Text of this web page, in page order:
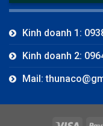
Kinh doanh 1:
Kinh doanh 2:
Mail: